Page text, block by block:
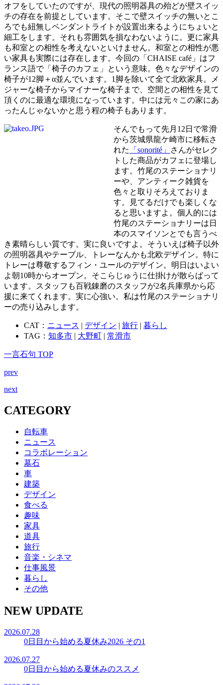
オフをしていたのですが、現代の照明器具の殆どが壁スイッ
チの存在を前提としています。そこで壁スイッチの無いとこ
ろでも紐無しペンダントライトが設置出来るようにちょいと
細工をします。それも雰囲気を損なわないように。更に家具
も和室との相性を考えないといけません。和室との相性が悪
い家具も実際には存在します。今回の「CHAISE café」はフ
ランス語で「椅子のカフェ」という意味。色々なデザインの
椅子が12脚＋α並んでいます。1脚を除いて全て北欧家具。メ
ジャーな椅子からマイナーな椅子まで、空間との相性を見て
頂くのに最適な環境になっています。中には元々この家にあ
ったんじゃないかと思う程の椅子もあります。
そんでもって先月12日で常滑
から茨城県龍ケ崎市に移転さ
れた
「sonorité」
さんがセレク
トした商品がカフェに登場し
ます。竹尾のステーショナリ
ーや、アンティーク雑貨を
色々と取りそろえておりま
す。見てるだけでも楽しくな
ると思いますよ。個人的には
竹尾のステーショナリーは日
本のスマイソンとでも言うべ
き素晴らしい質です。実に良いですよ。そういえば椅子以外
の照明器具やテーブル、トレーなんかも北欧デザイン。特に
トレーは尊敬するフィン・ユールのデザイン。明日はいよい
よ朝10時からオープン。そこらじゅうに仕掛けが散らばって
います。スタッフも百戦錬磨のスタッフが2名兵庫県から応
援に来てくれます。実に心強い。私は竹尾のステーショナリ
ーの売り込みします。
CAT： ニュース | デザイン | 旅行 | 暮らし
TAG： 知多市 | 大野町 | 常滑市
一言石句 TOP
prev
next
CATEGORY
自転車
ニュース
コラボレーション
墓石
車
建築
デザイン
食べる
趣味
家具
道具
旅行
音楽・シネマ
仕事風景
暮らし
その他
NEW UPDATE
2026.07.28
0日目から始める夏休み2026 その1
2026.07.27
0日目から始める夏休みのススメ